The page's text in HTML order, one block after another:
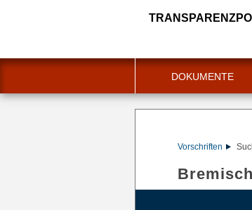
DOKUMENTE
Vorschriften